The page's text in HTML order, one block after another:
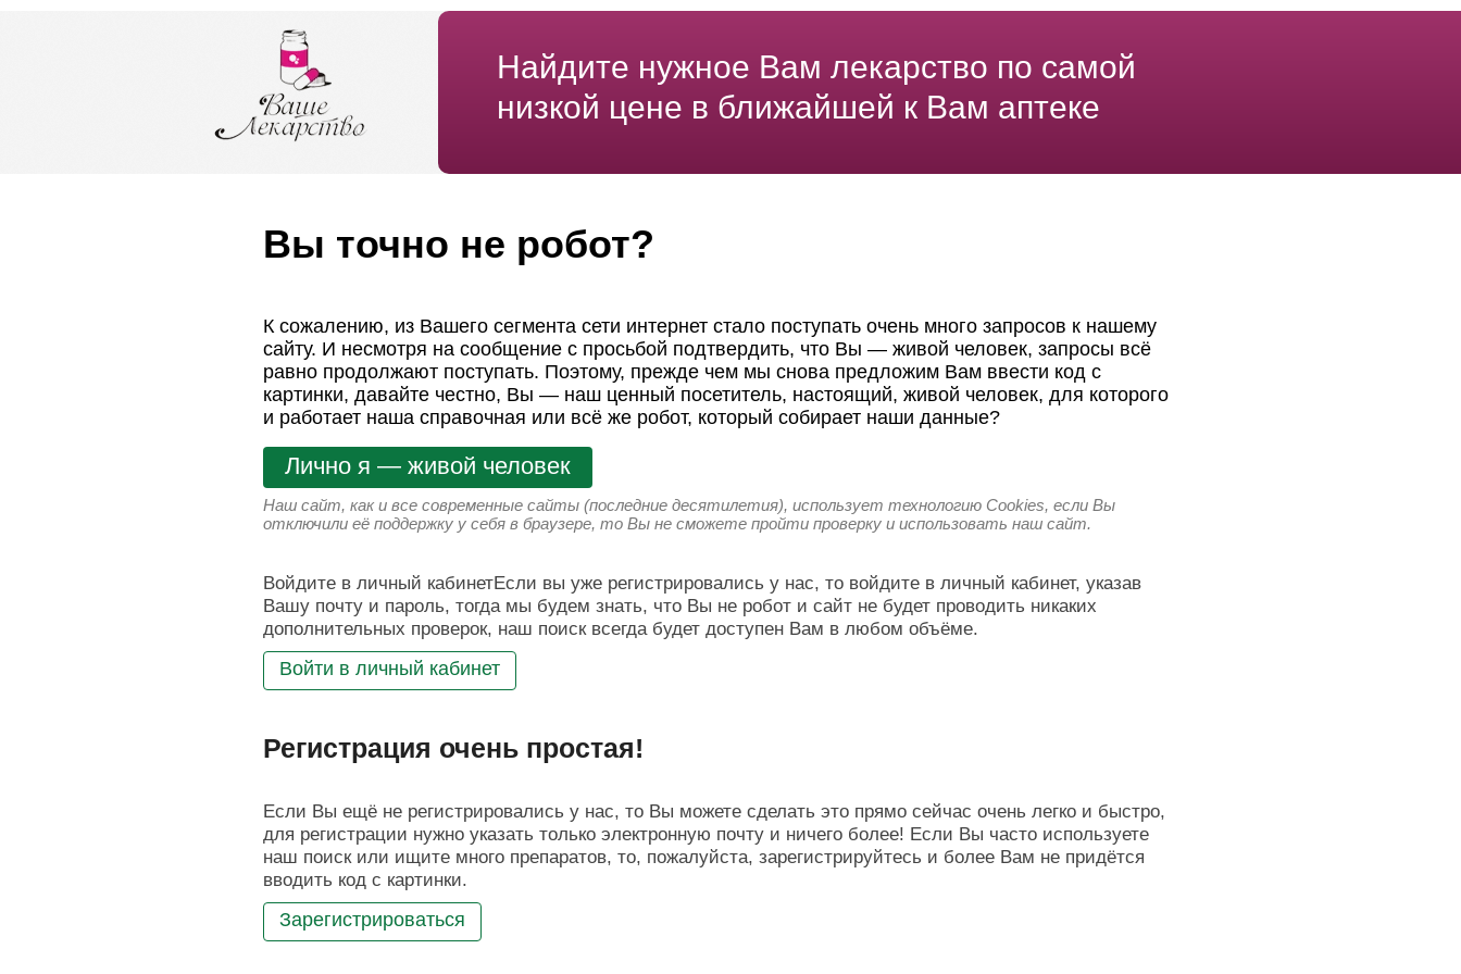
Найдите нужное Вам лекарство по самой
низкой цене в ближайшей к Вам аптеке
Вы точно не робот?
К сожалению, из Вашего сегмента сети интернет стало поступать очень много запросов к нашему
сайту. И несмотря на сообщение с просьбой подтвердить, что Вы — живой человек, запросы всё
равно продолжают поступать. Поэтому, прежде чем мы снова предложим Вам ввести код с
картинки, давайте честно, Вы — наш ценный посетитель, настоящий, живой человек, для которого
и работает наша справочная или всё же робот, который собирает наши данные?
Лично я — живой человек
Наш сайт, как и все современные сайты (последние десятилетия), использует технологию Cookies, если Вы
отключили её поддержку у себя в браузере, то Вы не сможете пройти проверку и использовать наш сайт.
Войдите в личный кабинетЕсли вы уже регистрировались у нас, то войдите в личный кабинет, указав
Вашу почту и пароль, тогда мы будем знать, что Вы не робот и сайт не будет проводить никаких
дополнительных проверок, наш поиск всегда будет доступен Вам в любом объёме.
Войти в личный кабинет
Регистрация очень простая!
Если Вы ещё не регистрировались у нас, то Вы можете сделать это прямо сейчас очень легко и быстро,
для регистрации нужно указать только электронную почту и ничего более! Если Вы часто используете
наш поиск или ищите много препаратов, то, пожалуйста, зарегистрируйтесь и более Вам не придётся
вводить код с картинки.
Зарегистрироваться